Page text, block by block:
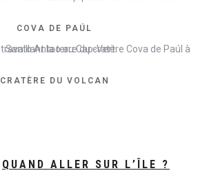
COVA DE PAÚL
CRATÈRE DU VOLCAN
QUAND ALLER SUR L’ÎLE ?